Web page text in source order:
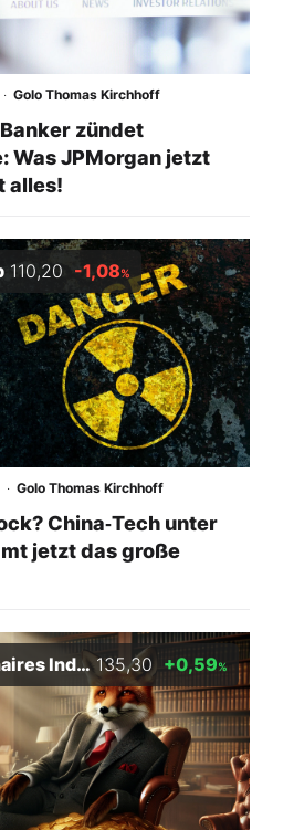
· Golo Thomas Kirchhoff
zündet
alles!
110,20 -1,08%
· Golo Thomas Kirchhoff
China‑Tech unter
jetzt das große
Index 135,30 +0,59%